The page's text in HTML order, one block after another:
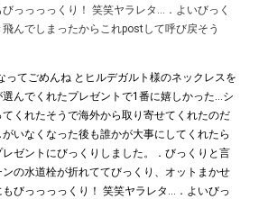
っっっっくり！ 笑笑ヤラレタ…．よいびっく
んでしまったからこれpostして呼び戻そう